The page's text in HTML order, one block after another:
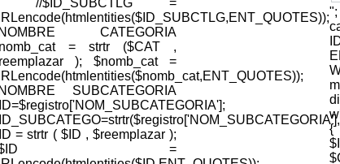
CATEGORIA
= strtr ($CAT ,
); $nomb_cat =
SUBCATEGORIA
= strtr ( $ID , $reemplazar );
$ID =
";
{